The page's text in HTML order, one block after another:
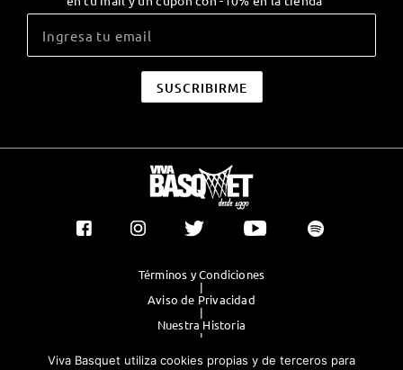
Términos y Condiciones
|
Aviso de Privacidad
|
Nuestra Historia
|
|
Viva Basquet utiliza cookies propias y de terceros para